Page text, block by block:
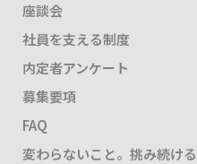
座談会
社員を支える制度
内定者アンケート
募集要項
FAQ
変わらないこと。挑み続ける